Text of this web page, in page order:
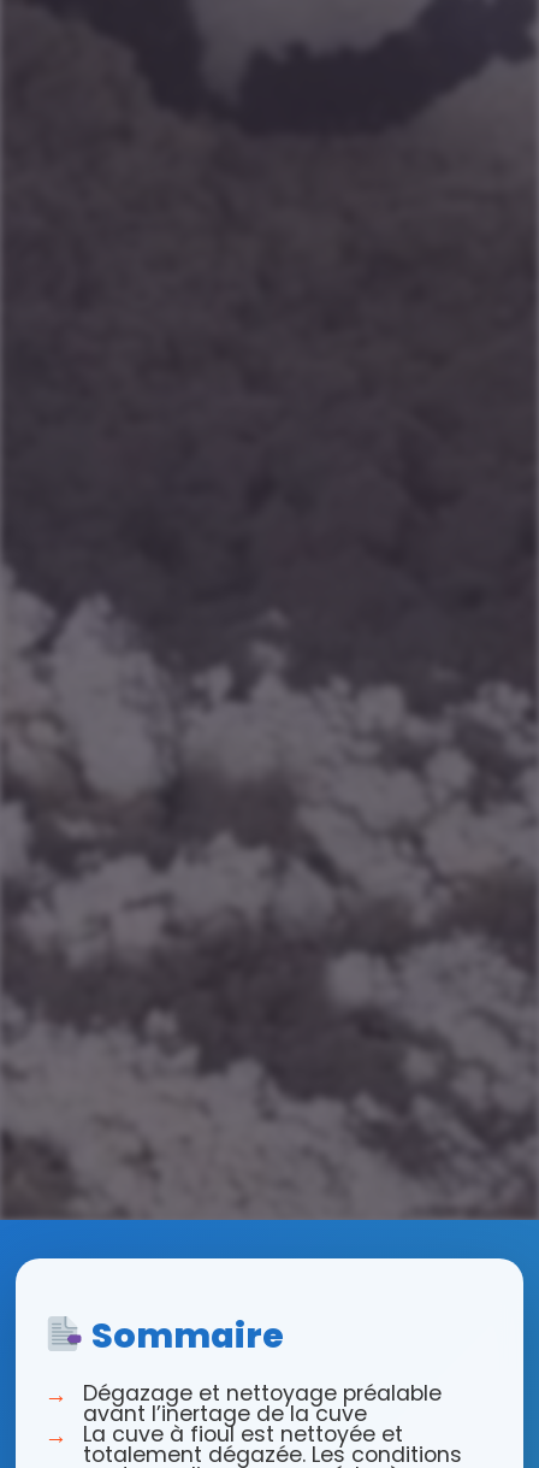
Sommaire
Dégazage et nettoyage préalable
avant l’inertage de la cuve
La cuve à fioul est nettoyée et
totalement dégazée. Les conditions